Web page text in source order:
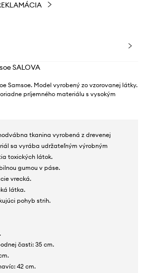
SALOVA
Samsoe. Model vyrobený zo vzorovanej látky.
príjemného materiálu s vysokým
tkanina vyrobená z drevenej
sa vyrába udržateľným výrobným
toxických látok.
gumou v páse.
vrecká.
látka.
pohyb strih.
časti: 35 cm.
42 cm.